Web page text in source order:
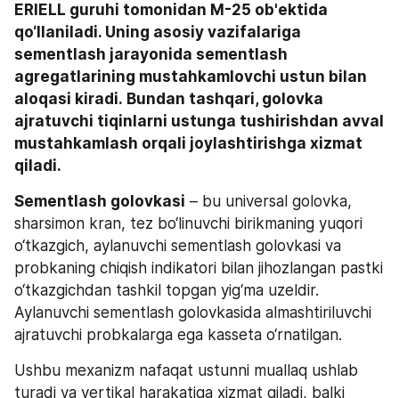
ERIELL guruhi tomonidan M-25 ob'ektida
qo‘llaniladi. Uning asosiy vazifalariga
sementlash jarayonida sementlash
agregatlarining mustahkamlovchi ustun bilan
aloqasi kiradi. Bundan tashqari, golovka
ajratuvchi tiqinlarni ustunga tushirishdan avval
mustahkamlash orqali joylashtirishga xizmat
qiladi.
Sementlash golovkasi – bu universal golovka,
sharsimon kran, tez bo‘linuvchi birikmaning yuqori
o‘tkazgich, aylanuvchi sementlash golovkasi va
probkaning chiqish indikatori bilan jihozlangan pastki
o‘tkazgichdan tashkil topgan yig‘ma uzeldir.
Aylanuvchi sementlash golovkasida almashtiriluvchi
ajratuvchi probkalarga ega kasseta o‘rnatilgan.
Ushbu mexanizm nafaqat ustunni muallaq ushlab
turadi va vertikal harakatiga xizmat qiladi, balki